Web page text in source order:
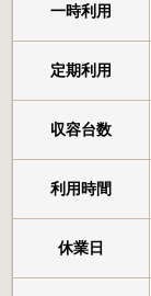
一時利用
定期利用
収容台数
利用時間
休業日